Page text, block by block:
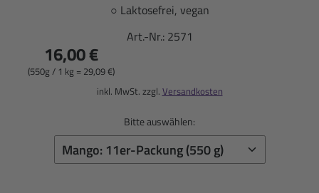
○ Laktosefrei, vegan
Art.-Nr.: 2571
16,00 €
(550g / 1 kg = 29,09 €)
inkl. MwSt. zzgl. Versandkosten
Bitte auswählen: